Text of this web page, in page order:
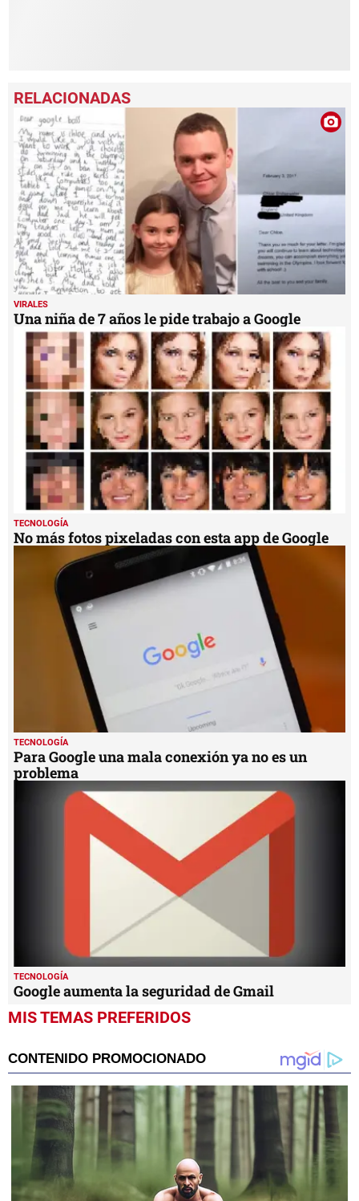
VIRALES
Una niña de 7 años le pide trabajo a Google
TECNOLOGÍA
No más fotos pixeladas con esta app de Google
TECNOLOGÍA
Para Google una mala conexión ya no es un
problema
TECNOLOGÍA
Google aumenta la seguridad de Gmail
MIS TEMAS PREFERIDOS